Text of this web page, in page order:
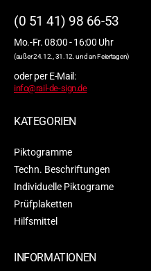
(0 51 41) 98 66-53
Mo.-Fr. 08:00 - 16:00 Uhr
(außer 24.12., 31.12. und an Feiertagen)
oder per E-Mail:
info@rail-de-sign.de
KATEGORIEN
Piktogramme
Techn. Beschriftungen
Individuelle Piktograme
Prüfplaketten
Hilfsmittel
INFORMATIONEN